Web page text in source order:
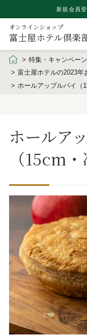
新規会員
オンラインショップ
富士屋ホテル倶楽
特集・キャンペーン
富士屋ホテルの2023年
ホールアップルパイ（
ホールア
（15cm・